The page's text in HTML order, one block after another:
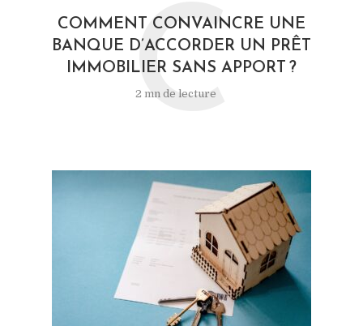
COMMENT CONVAINCRE UNE
BANQUE D’ACCORDER UN PRÊT
IMMOBILIER SANS APPORT ?
2 mn de lecture
C